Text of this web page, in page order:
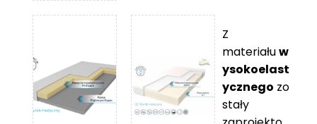
od
do
5
265 zł
Z
materiałuw
ysokoelast
ycznego zo
stały